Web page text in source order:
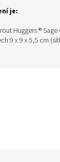
je:
Huggers ®
9 x 9 x 5,5 cm